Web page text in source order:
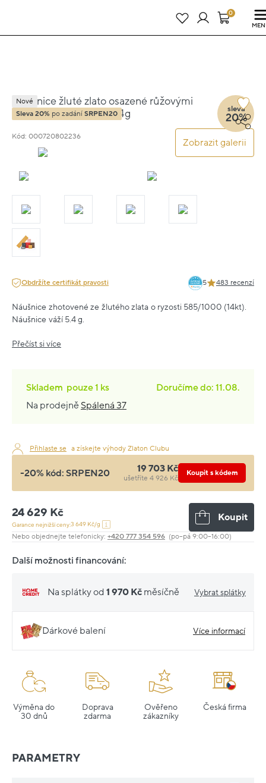
24 dní : 8h : 22m : 49s0
Náušnice žluté zlato osazené růžovými
kameny visací 1.5cm 5.4g
Kód: 000720802236
Zobrazit galerii
Nové
Sleva 20% po zadání SRPEN20
sleva
20%
Obdržíte certifikát pravosti 5 483 recenzí
Náušnice zhotovené ze žlutého zlata o ryzosti 585/1000 (14kt).
Náušnice váží 5.4 g.
Přečíst si více
Skladem pouze1 ks
Doručíme do: 11.08.
Na prodejně Spálená 37
Přihlaste se a získejte výhody Zlaton Clubu
-20% kód: SRPEN20 19 703 Kč
ušetříte 4 926 Kč
Koupit s kódem
24 629 Kč
Garance nejnižší ceny:3 649 Kč/g
Koupit
Nebo objednejte telefonicky: +420 777 354 596 (po–pá 9:00–16:00)
Další možnosti financování:
Na splátky od 1 970 Kč měsíčně Vybrat splátky
Dárkové balení Více informací
Výměna do
30 dnů
Doprava
zdarma
Ověřeno
zákazníky
Česká firma
PARAMETRY